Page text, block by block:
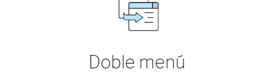
Doble menú